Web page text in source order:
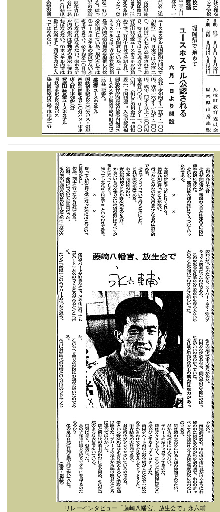
リレーインタビュー「藤崎八幡宮、放生会で」永六輔